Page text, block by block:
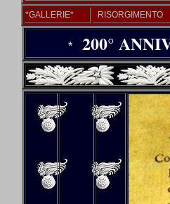
*GALLERIE* RISORGIMENTO
* 200°